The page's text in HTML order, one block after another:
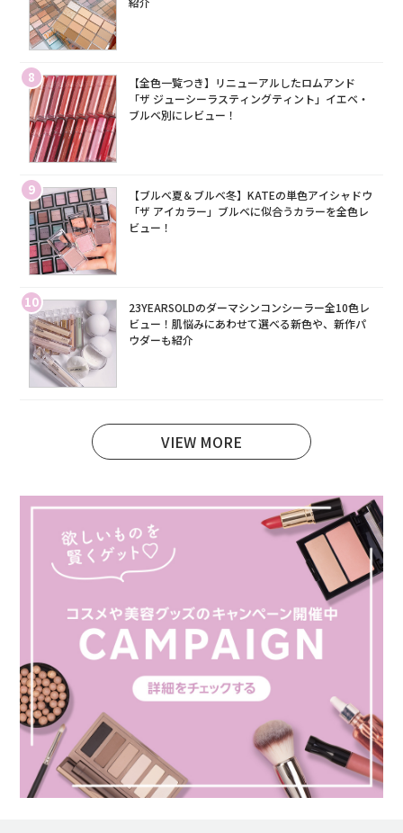
8
【全色一覧つき】リニューアルしたロムアンド
「ザ ジューシーラスティングティント」イエベ・
ブルベ別にレビュー！
9
【ブルベ夏＆ブルベ冬】KATEの単色アイシャドウ
「ザ アイカラー」ブルベに似合うカラーを全色レ
ビュー！
10
23YEARSOLDのダーマシンコンシーラー全10色レ
ビュー！肌悩みにあわせて選べる新色や、新作パ
ウダーも紹介
VIEW MORE